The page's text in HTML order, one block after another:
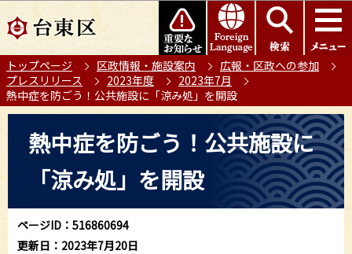
の
ー
ジ
の
このページの本文へ移動
トップページ 区政情報・施設案内
広報・区政への参加
プレスリリース
2023年度
2023年7月
熱中症を防ごう！公共施設に「涼み処」を開設
ら
熱中症を防ごう！公共施設に
「涼み処」を開設
ページID：516860694
更新日：2023年7月20日